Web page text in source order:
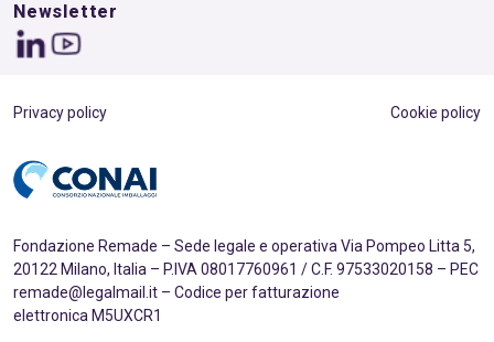
Newsletter
Privacy policy Cookie policy
Fondazione Remade – Sede legale e operativa Via Pompeo Litta 5,
20122 Milano, Italia – P.IVA 08017760961 / C.F. 97533020158 – PEC
remade@legalmail.it – Codice per fatturazione
elettronica M5UXCR1